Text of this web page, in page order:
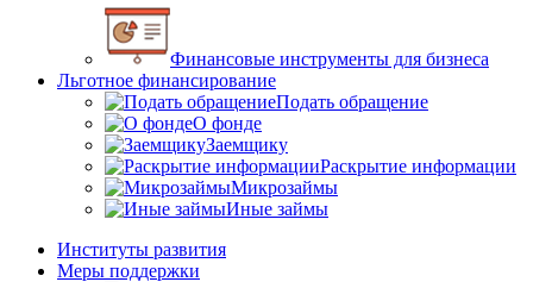
Финансовые инструменты для бизнеса
Льготное финансирование
Подать обращение
О фонде
Заемщику
Раскрытие информации
Микрозаймы
Иные займы
Институты развития
Меры поддержки